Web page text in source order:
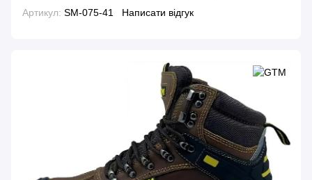
Артикул: SM-075-41 Написати відгук